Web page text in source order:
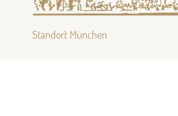
Standort München